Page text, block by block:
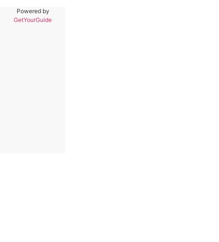
Powered by
GetYourGuide